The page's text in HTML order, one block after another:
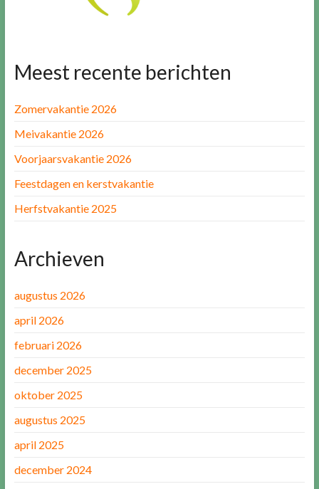
Meest recente berichten
Zomervakantie 2026
Meivakantie 2026
Voorjaarsvakantie 2026
Feestdagen en kerstvakantie
Herfstvakantie 2025
Archieven
augustus 2026
april 2026
februari 2026
december 2025
oktober 2025
augustus 2025
april 2025
december 2024